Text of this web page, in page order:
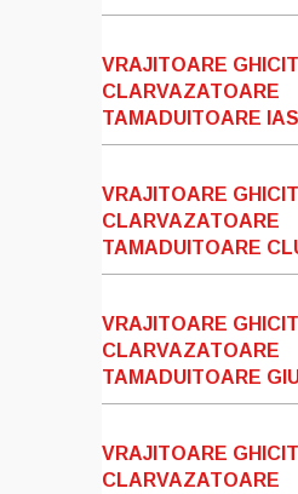
VRAJITOARE
CLARVAZATOARE
TAMADUITOARE IASI
VRAJITOARE
CLARVAZATOARE
TAMADUITOARE
VRAJITOARE
CLARVAZATOARE
TAMADUITOARE
VRAJITOARE
CLARVAZATOARE